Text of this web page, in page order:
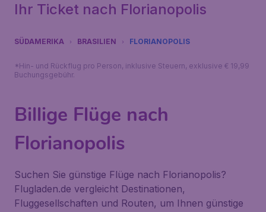
Ihr Ticket nach Florianopolis
SÜDAMERIKA BRASILIEN FLORIANOPOLIS
*Hin- und Rückflug pro Person, inklusive Steuern, exklusive € 19,99
Buchungsgebühr.
Billige Flüge nach
Florianopolis
Suchen Sie günstige Flüge nach Florianopolis?
Flugladen.de vergleicht Destinationen,
Fluggesellschaften und Routen, um Ihnen günstige